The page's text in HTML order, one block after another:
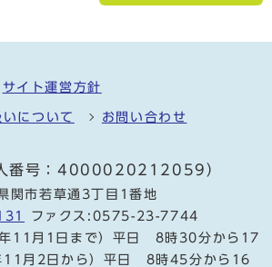
サイト運営方針
について お問い合わせ
人番号：4000020212059）
市若草通3丁目1番地
ファクス:0575-23-7744
年11月1日まで）平日 8時30分から17
11月2日から）平日 8時45分から16